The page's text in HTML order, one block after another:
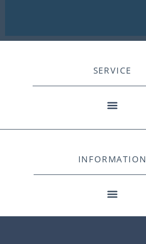
SERVICE
INFORMATION